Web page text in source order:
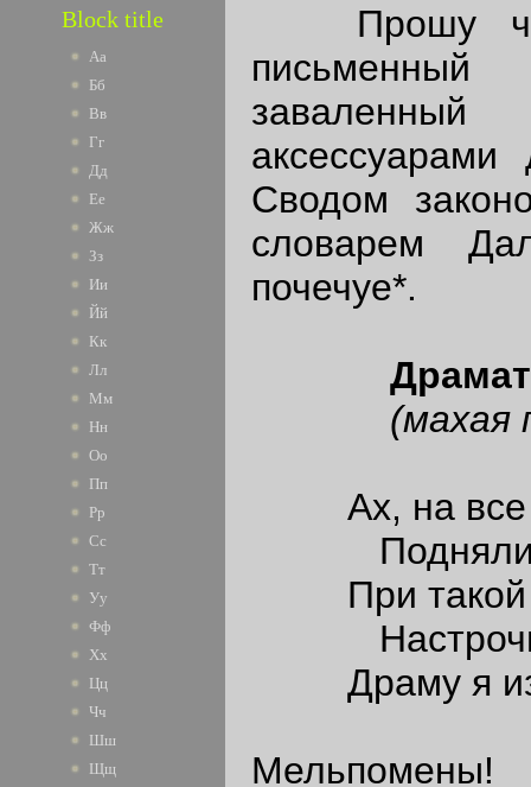
Block title
Аа
Бб
Вв
Гг
Дд
Ее
Жж
Зз
Ии
Йй
Кк
Лл
Мм
Нн
Оо
Пп
Рр
Сс
Тт
Уу
Фф
Хх
Цц
Чч
Шш
Щщ
Прошу
письменный
Сводом
словарем
почечуе*.
(махая
Ах, на все в
Поднялись
При такой
Драму я из
Мельпомены!